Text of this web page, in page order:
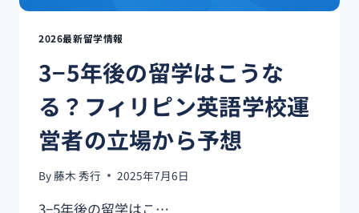
―
を
底
解
説
2026最新留学情報
3−5年後の留学はこうな
る？フィリピン英語学校運
営者の立場から予想
By 藤木 秀行 2025年7月6日
3−5年後の留学はこ…